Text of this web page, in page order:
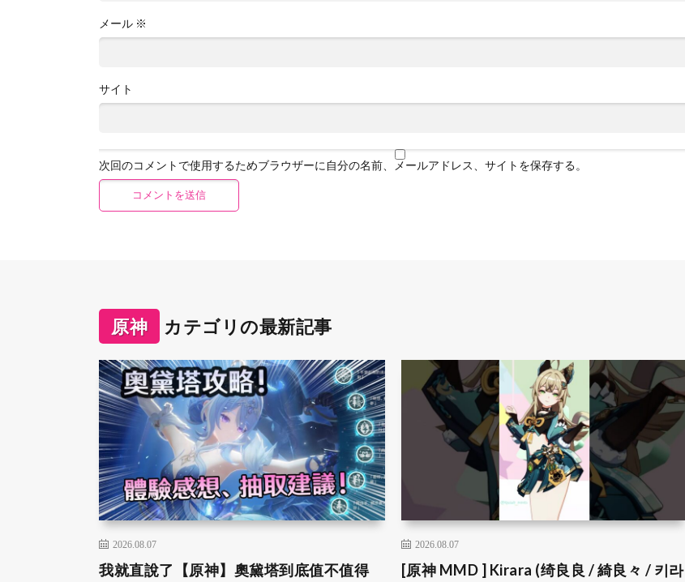
メール ※
サイト
次回のコメントで使用するためブラウザーに自分の名前、メールアドレス、サイトを保存する。
原神 カテゴリの最新記事
2026.08.07
我就直說了【原神】奧黛塔到底值不值得
2026.08.07
[原神 MMD ] Kirara (绮良良 / 綺良々 / 키라